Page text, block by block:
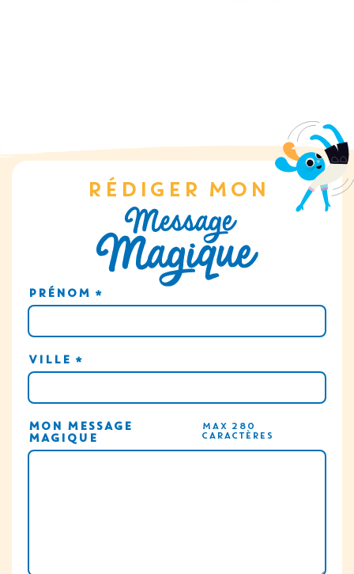
RÉDIGER MON
PRÉNOM *
VILLE *
MON MESSAGE
MAGIQUE
MAX 280
CARACTÈRES
MERCI, VOTRE MESSAGE
EST ENVOYÉ